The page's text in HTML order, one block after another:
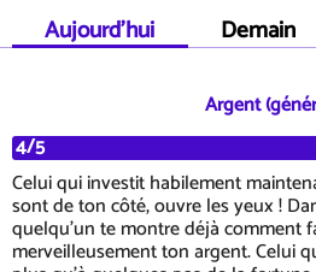
Aujourd'hui Demain
Argent
4/5
Celui qui investit habilement
sont de ton côté, ouvre les yeux !
quelqu'un te montre déjà comment
merveilleusement ton argent. Celui